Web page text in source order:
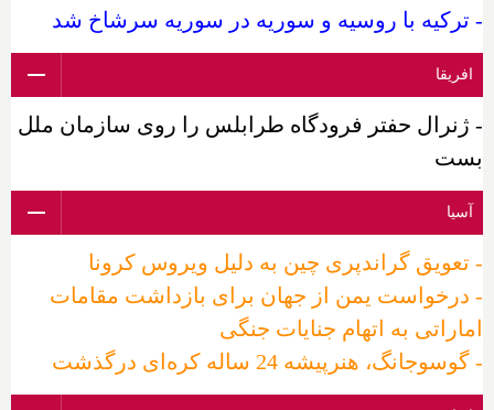
- ترکیه با روسیه و سوریه در سوریه سرشاخ شد
افریقا
- ژنرال حفتر فرودگاه طرابلس را روی سازمان ملل
بست
آسیا
- تعویق گراندپری چین به دلیل ویروس کرونا
- درخواست یمن از جهان برای بازداشت مقامات
اماراتی به اتهام جنایات جنگی
- گوسوجانگ، هنرپیشه 24 ساله کره‌ای درگذشت